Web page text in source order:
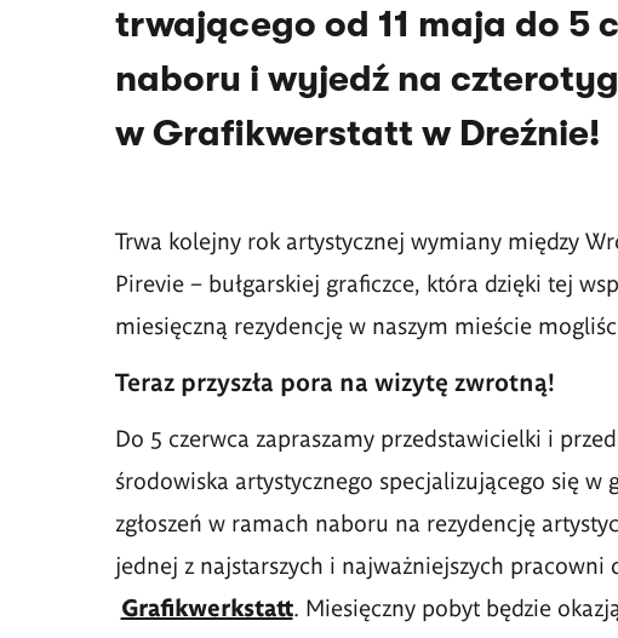
trwającego od 11 maja do 5
naboru i wyjedź na
w Grafikwerstatt w Dreźnie!
Trwa kolejny rok artystycznej wymiany między
Pirevie – bułgarskiej graficzce, która dzięki tej
miesięczną rezydencję w naszym mieście
Teraz przyszła pora na wizytę zwrotną!
Do 5 czerwca zapraszamy przedstawicielki i
środowiska artystycznego specjalizującego się w
zgłoszeń w ramach naboru na rezydencję
jednej z najstarszych i najważniejszych
Grafikwerkstatt. Miesięczny pobyt będzie